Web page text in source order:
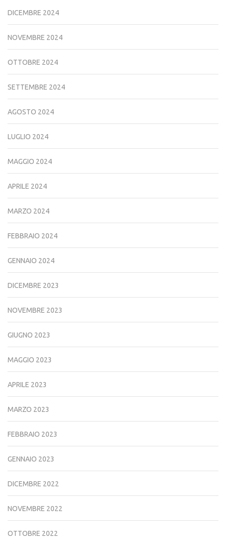
DICEMBRE 2024
NOVEMBRE 2024
OTTOBRE 2024
SETTEMBRE 2024
AGOSTO 2024
LUGLIO 2024
MAGGIO 2024
APRILE 2024
MARZO 2024
FEBBRAIO 2024
GENNAIO 2024
DICEMBRE 2023
NOVEMBRE 2023
GIUGNO 2023
MAGGIO 2023
APRILE 2023
MARZO 2023
FEBBRAIO 2023
GENNAIO 2023
DICEMBRE 2022
NOVEMBRE 2022
OTTOBRE 2022